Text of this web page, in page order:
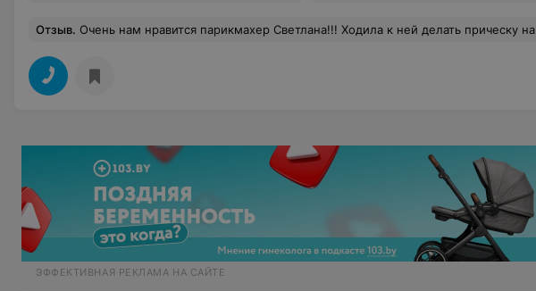
Отзыв. Очень нам нравится парикмахер Светлана!!! Ходила к ней делать прическу на длинные волосы, осталась очень довольна и меня отметили на торжестве))) , а также вожу к ней подстригать двух маленьких сыновей, всегда подстрижет так как нужно, что зачастую не получается у других парикмахеров. Светлана всегда на позитиве и в хорошем настроении, что очень важно для клиента!!! Спасибо большое хозяину парикмахерской за такого парикмахера!!!
ЭФФЕКТИВНАЯ РЕКЛАМА НА САЙТЕ